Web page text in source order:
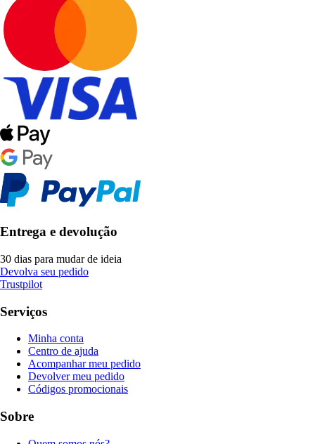
Entrega e devolução
30 dias para mudar de ideia
Devolva seu pedido
Trustpilot
Serviços
Minha conta
Centro de ajuda
Acompanhar meu pedido
Devolver meu pedido
Códigos promocionais
Sobre